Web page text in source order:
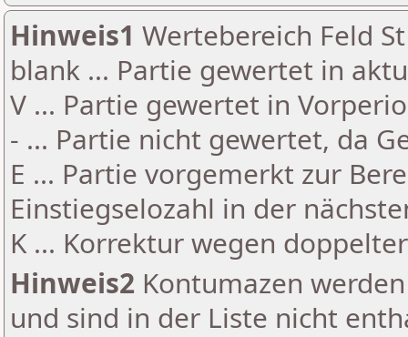
Hinweis1 Wertebereich Feld
blank ... Partie gewertet in
V ... Partie gewertet in
- ... Partie nicht gewertet, da
E ... Partie vorgemerkt zur
Einstiegselozahl in der
K ... Korrektur wegen
Hinweis2 Kontumazen
und sind in der Liste nicht